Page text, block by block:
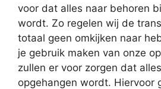
voor dat alles naar behoren
wordt. Zo regelen wij de
totaal geen omkijken naar
je gebruik maken van onze
zullen er voor zorgen dat
opgehangen wordt. Hiervoor